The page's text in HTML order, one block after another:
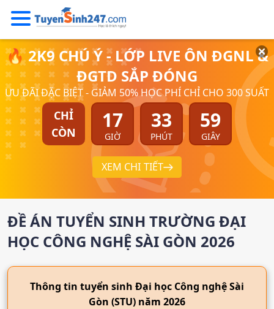
🔥 2K9 CHÚ Ý - LỚP LIVE ÔN ĐGNL &
ĐGTD SẮP ĐÓNG
ƯU ĐÃI ĐẶC BIỆT - GIẢM 50% HỌC PHÍ CHỈ CHO 300 SUẤT
CHỈ
CÒN
17
GIỜ
33
PHÚT
58
GIÂY
XEM CHI TIẾT
ĐỀ ÁN TUYỂN SINH TRƯỜNG ĐẠI
HỌC CÔNG NGHỆ SÀI GÒN 2026
Thông tin tuyển sinh Đại học Công nghệ Sài
Gòn (STU) năm 2026